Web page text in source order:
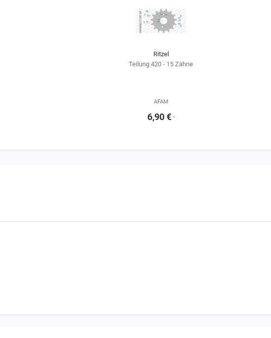
Ritzel
Teilung 420 - 15 Zähne
AFAM
6,90 € ¹